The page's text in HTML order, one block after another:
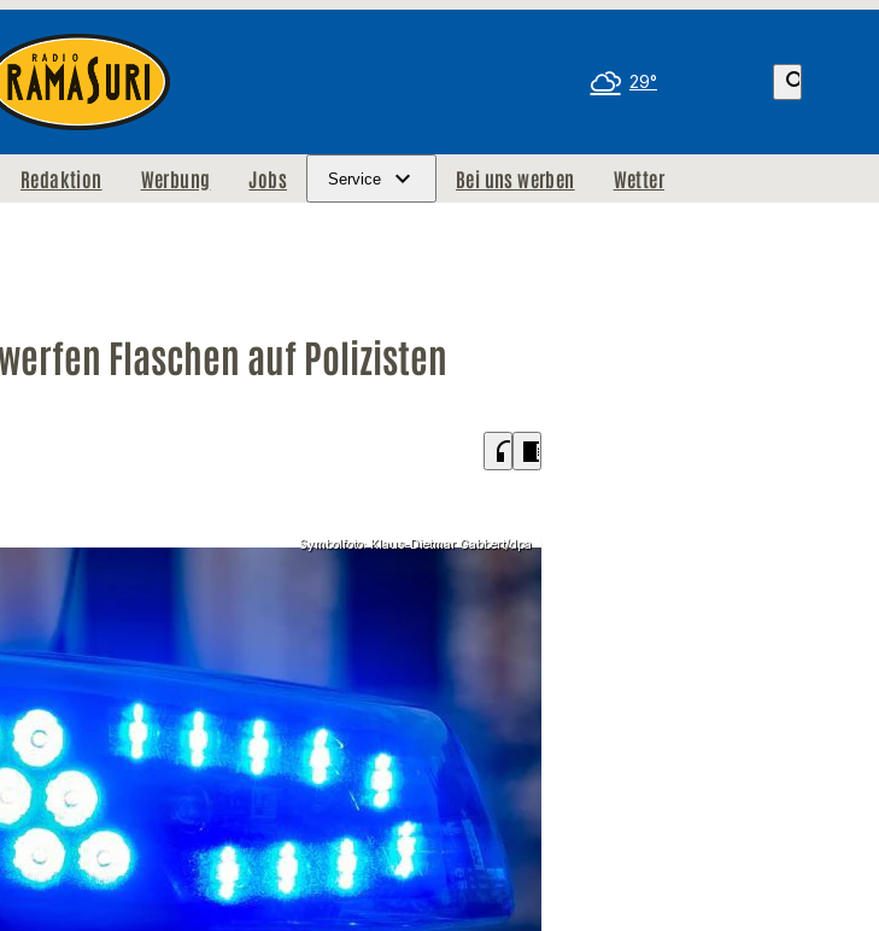
29° search
Redaktion Werbung Jobs Service Bei uns werben Wetter
Flaschen auf Polizisten
headphones chrome_reader_mode
Symbolfoto: Klaus-Dietmar Gabbert/dpa